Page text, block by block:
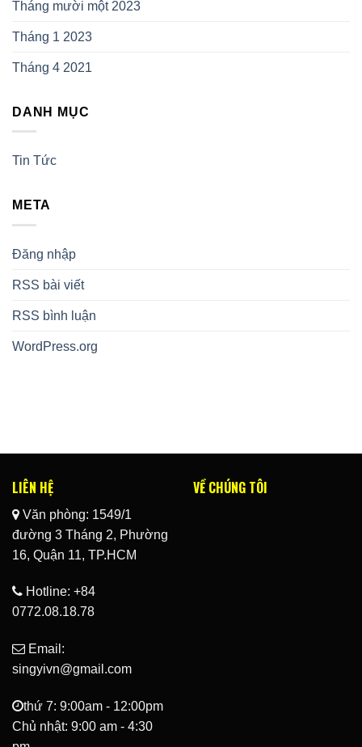
Tháng mười một 2023
Tháng 1 2023
Tháng 4 2021
DANH MỤC
Tin Tức
META
Đăng nhập
RSS bài viết
RSS bình luận
WordPress.org
LIÊN HỆ
Văn phòng: 1549/1
đường 3 Tháng 2, Phường
16, Quận 11, TP.HCM
Hotline: +84
0772.08.18.78
Email:
singyivn@gmail.com
thứ 7: 9:00am - 12:00pm
Chủ nhật: 9:00 am - 4:30
VỀ CHÚNG TÔI